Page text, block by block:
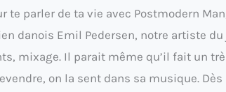
parler de ta vie avec Postmodern
danois Emil Pedersen, notre artiste
mixage. Il parait même qu’il fait un
on la sent dans sa musique.